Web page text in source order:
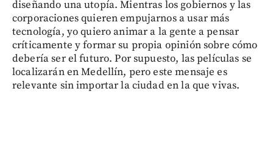
diseñando una utopía. Mientras los gobiernos y las
corporaciones quieren empujarnos a usar más
tecnología, yo quiero animar a la gente a pensar
críticamente y formar su propia opinión sobre cómo
debería ser el futuro. Por supuesto, las películas se
localizarán en Medellín, pero este mensaje es
relevante sin importar la ciudad en la que vivas.